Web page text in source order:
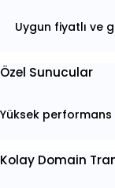
Uygun fiyatlı ve
Özel Sunucular
Yüksek
Kolay Domain